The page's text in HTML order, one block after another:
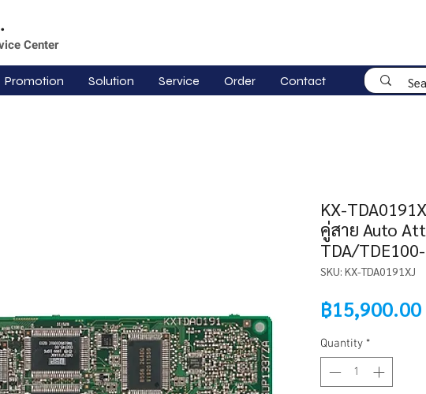
Center
Promotion Solution Service Order Contact
KX-
คู่สาย Auto
TDA/
SKU: KX-TDA0191XJ
฿15,900.00
Quantity *